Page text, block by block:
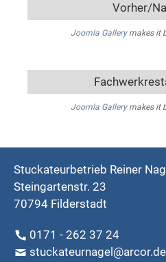
Vorher/
Joomla Gallerymakes it
Joomla Gallerymakes it
Stuckateurbetrieb Reiner
Steingartenstr. 23
70794 Filderstadt
0171 - 262 37 24
stuckateurnagel@arcor.de